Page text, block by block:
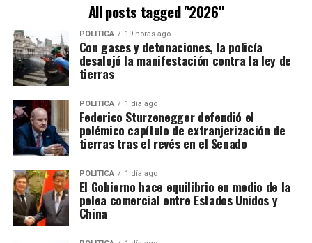
All posts tagged "2026"
POLITICA 19 horas ago
Con gases y detonaciones, la policía
desalojó la manifestación contra la ley de
tierras
POLITICA 1 día ago
Federico Sturzenegger defendió el
polémico capítulo de extranjerización de
tierras tras el revés en el Senado
POLITICA 1 día ago
El Gobierno hace equilibrio en medio de la
pelea comercial entre Estados Unidos y
China